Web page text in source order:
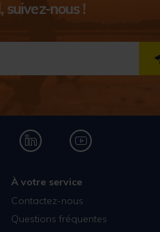
suivez-nous !
À votre service
Contactez-nous
Questions fréquentes